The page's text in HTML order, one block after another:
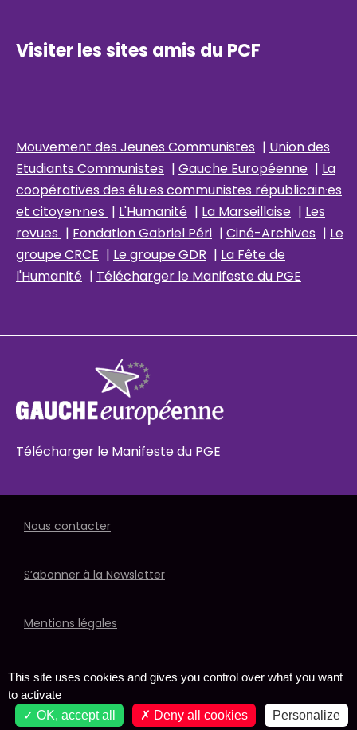
Visiter les sites amis du PCF
Mouvement des Jeunes Communistes | Union des
Etudiants Communistes | Gauche Européenne | La
coopératives des élu·es communistes républicain·es
et citoyen·nes | L'Humanité | La Marseillaise | Les
revues | Fondation Gabriel Péri | Ciné-Archives | Le
groupe CRCE | Le groupe GDR | La Fête de
l'Humanité | Télécharger le Manifeste du PGE
Télécharger le Manifeste du PGE
Nous contacter
S’abonner à la Newsletter
Mentions légales
Politique de données
This site uses cookies and gives you control over what you want
to activate
OK, accept all
Deny all cookies Personalize